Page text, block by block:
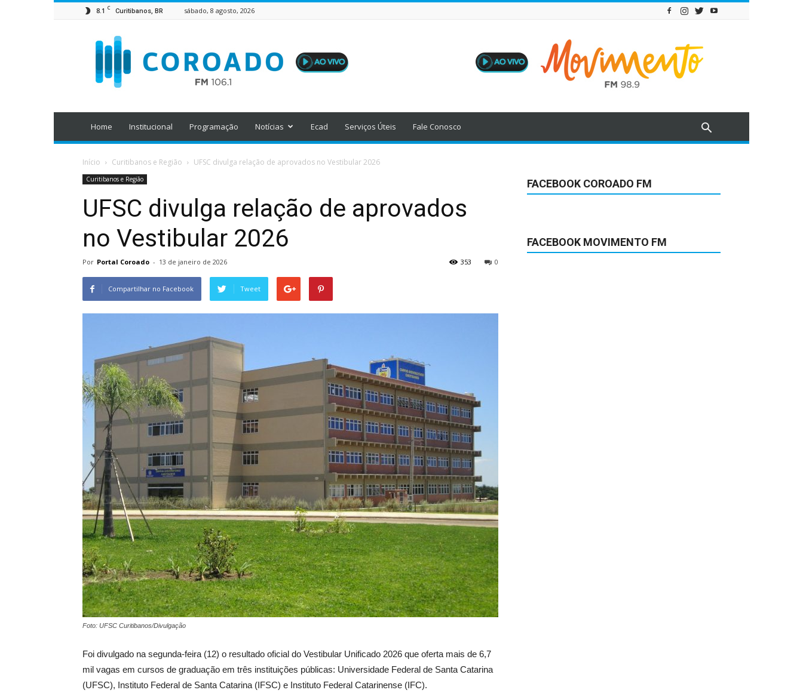
8.1 C Curitibanos, BR sábado, 8 agosto, 2026
Home Institucional Programação Notícias Ecad Serviços Úteis Fale Conosco
Início Curitibanos e Região UFSC divulga relação de aprovados no Vestibular 2026
Curitibanos e Região
UFSC divulga relação de aprovados
no Vestibular 2026
Por Portal Coroado - 13 de janeiro de 2026 0
353
Compartilhar no Facebook Tweet
Foto: UFSC Curitibanos/Divulgação
Foi divulgado na segunda-feira (12) o resultado oficial do Vestibular Unificado 2026 que oferta mais de 6,7
mil vagas em cursos de graduação em três instituições públicas: Universidade Federal de Santa Catarina
(UFSC), Instituto Federal de Santa Catarina (IFSC) e Instituto Federal Catarinense (IFC).
FACEBOOK COROADO FM
FACEBOOK MOVIMENTO FM